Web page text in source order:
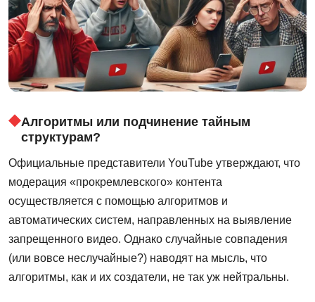
Алгоритмы или подчинение тайным
структурам?
Официальные представители YouTube утверждают, что
модерация «прокремлевского» контента
осуществляется с помощью алгоритмов и
автоматических систем, направленных на выявление
запрещенного видео. Однако случайные совпадения
(или вовсе неслучайные?) наводят на мысль, что
алгоритмы, как и их создатели, не так уж нейтральны.